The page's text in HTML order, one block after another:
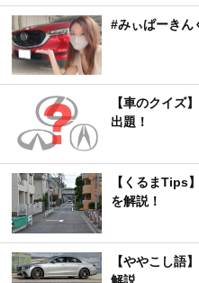
#みぃぱーきん
【車のクイズ
出題！
【くるまTips
を解説！
【ややこし語